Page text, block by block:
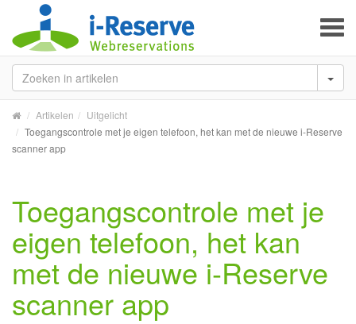
Artikelen
Uitgelicht
Toegangscontrole met je eigen telefoon, het kan met de nieuwe i-Reserve
scanner app
Toegangscontrole met je
eigen telefoon, het kan
met de nieuwe i-Reserve
scanner app